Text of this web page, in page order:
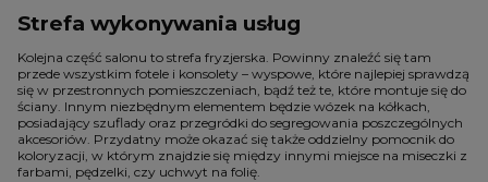
Strefa wykonywania usług
Kolejna część salonu to strefa fryzjerska. Powinny znaleźć się tam
przede wszystkim fotele i konsolety – wyspowe, które najlepiej sprawdzą
się w przestronnych pomieszczeniach, bądź też te, które montuje się do
ściany. Innym niezbędnym elementem będzie wózek na kółkach,
posiadający szuflady oraz przegródki do segregowania poszczególnych
akcesoriów. Przydatny może okazać się także oddzielny pomocnik do
koloryzacji, w którym znajdzie się między innymi miejsce na miseczki z
farbami, pędzelki, czy uchwyt na folię.